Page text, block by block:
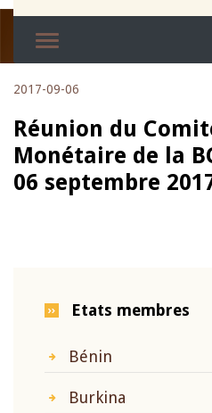
2017-09-06
Réunion du
Monétaire de la
06 septembre
Etats membres
Bénin
Burkina